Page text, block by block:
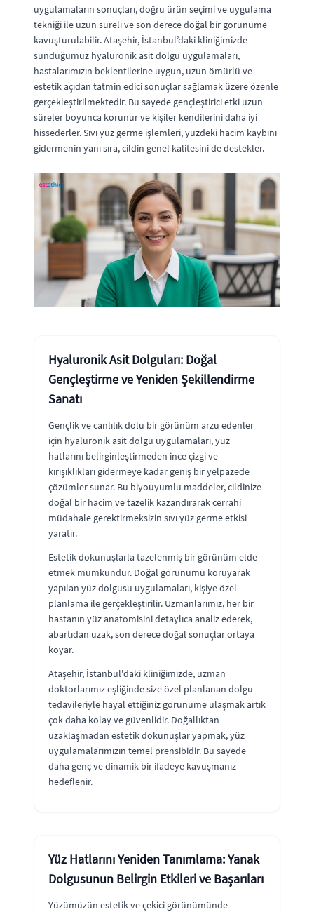
uygulamaların sonuçları, doğru ürün seçimi ve uygulama
tekniği ile uzun süreli ve son derece doğal bir görünüme
kavuşturulabilir. Ataşehir, İstanbul’daki kliniğimizde
sunduğumuz hyaluronik asit dolgu uygulamaları,
hastalarımızın beklentilerine uygun, uzun ömürlü ve
estetik açıdan tatmin edici sonuçlar sağlamak üzere özenle
gerçekleştirilmektedir. Bu sayede gençleştirici etki uzun
süreler boyunca korunur ve kişiler kendilerini daha iyi
hissederler. Sıvı yüz germe işlemleri, yüzdeki hacim kaybını
gidermenin yanı sıra, cildin genel kalitesini de destekler.
Hyaluronik Asit Dolguları: Doğal
Gençleştirme ve Yeniden Şekillendirme
Sanatı
Gençlik ve canlılık dolu bir görünüm arzu edenler
için hyaluronik asit dolgu uygulamaları, yüz
hatlarını belirginleştirmeden ince çizgi ve
kırışıklıkları gidermeye kadar geniş bir yelpazede
çözümler sunar. Bu biyouyumlu maddeler, cildinize
doğal bir hacim ve tazelik kazandırarak cerrahi
müdahale gerektirmeksizin sıvı yüz germe etkisi
yaratır.
Estetik dokunuşlarla tazelenmiş bir görünüm elde
etmek mümkündür. Doğal görünümü koruyarak
yapılan yüz dolgusu uygulamaları, kişiye özel
planlama ile gerçekleştirilir. Uzmanlarımız, her bir
hastanın yüz anatomisini detaylıca analiz ederek,
abartıdan uzak, son derece doğal sonuçlar ortaya
koyar.
Ataşehir, İstanbul'daki kliniğimizde, uzman
doktorlarımız eşliğinde size özel planlanan dolgu
tedavileriyle hayal ettiğiniz görünüme ulaşmak artık
çok daha kolay ve güvenlidir. Doğallıktan
uzaklaşmadan estetik dokunuşlar yapmak, yüz
uygulamalarımızın temel prensibidir. Bu sayede
daha genç ve dinamik bir ifadeye kavuşmanız
hedeflenir.
Yüz Hatlarını Yeniden Tanımlama: Yanak
Dolgusunun Belirgin Etkileri ve Başarıları
Yüzümüzün estetik ve çekici görünümünde